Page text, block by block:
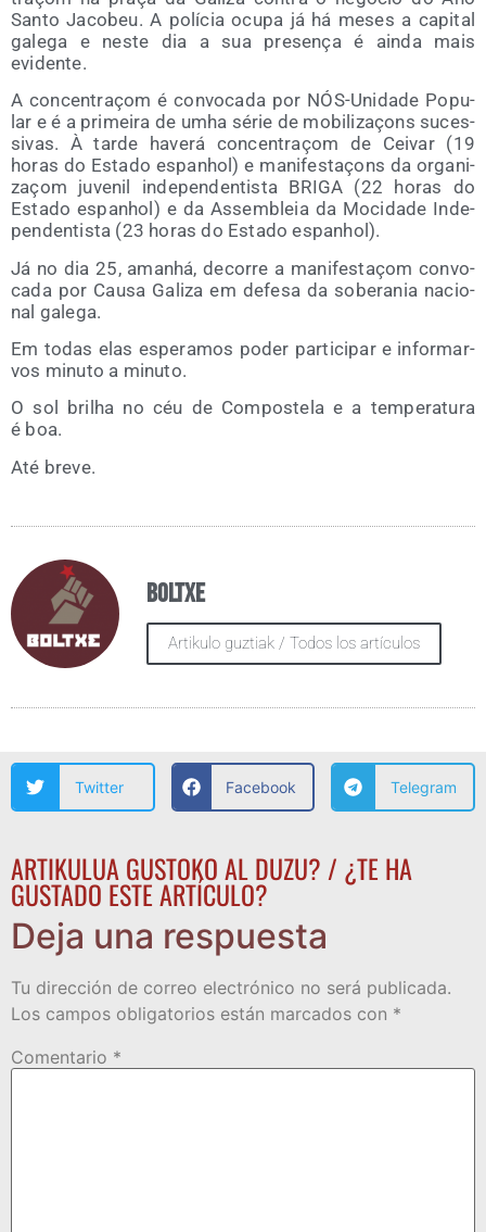
San­to Jaco­beu. A polí­cia ocu­pa já há meses a capi­tal
gale­ga e nes­te dia a sua pre­se­nça é ain­da mais
evidente.
A con­cen­traçom é con­vo­ca­da por NÓS-Uni­da­de Popu­
lar e é a pri­mei­ra de umha série de mobi­li­zaçons suces­
si­vas. À tar­de have­rá con­cen­traçom de Cei­var (19
horas do Esta­do espanhol) e mani­fes­taçons da orga­ni­
zaçom juve­nil inde­pen­den­tis­ta BRIGA (22 horas do
Esta­do espanhol) e da Assem­bleia da Moci­da­de Inde­
pen­den­tis­ta (23 horas do Esta­do espanhol).
Já no dia 25, amanhá, deco­rre a mani­fes­taçom con­vo­
ca­da por Cau­sa Gali­za em defe­sa da sobe­ra­nia nacio­
nal galega.
Em todas elas espe­ra­mos poder par­ti­ci­par e infor­mar-
vos minu­to a minuto.
O sol brilha no céu de Com­pos­te­la e a tem­pe­ra­tu­ra
é boa.
Até bre­ve.
Boltxe
Artikulo guztiak / Todos los artículos
Twitter Facebook Telegram
ARTIKULUA GUSTOKO AL DUZU? / ¿TE HA
GUSTADO ESTE ARTÍCULO?
Deja una respuesta
Tu dirección de correo electrónico no será publicada.
Los campos obligatorios están marcados con *
Comentario *